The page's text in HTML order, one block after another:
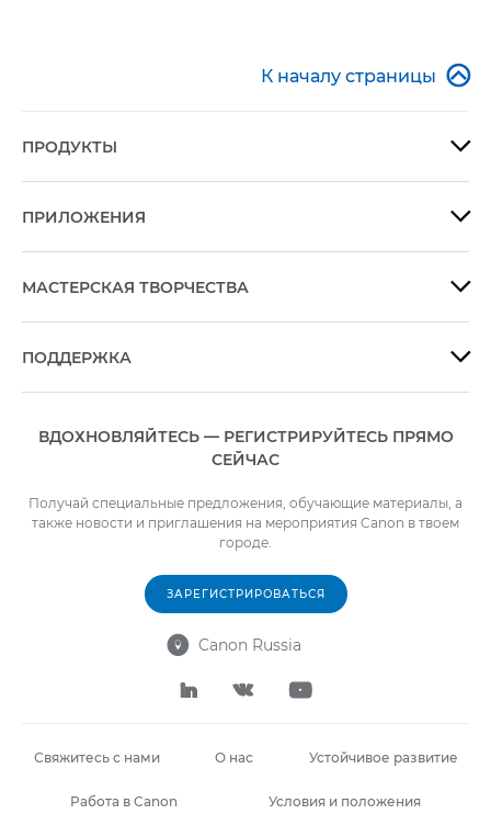
К началу страницы 
ПРОДУКТЫ 
ПРИЛОЖЕНИЯ 
МАСТЕРСКАЯ ТВОРЧЕСТВА 
ПОДДЕРЖКА 
ВДОХНОВЛЯЙТЕСЬ — РЕГИСТРИРУЙТЕСЬ ПРЯМО
СЕЙЧАС
Получай специальные предложения, обучающие материалы, а
также новости и приглашения на мероприятия Canon в твоем
городе.
ЗАРЕГИСТРИРОВАТЬСЯ
 Canon Russia
  
Свяжитесь с нами О нас Устойчивое развитие
Работа в Canon Условия и положения